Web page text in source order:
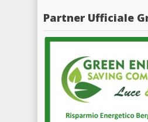
Partner Ufficiale